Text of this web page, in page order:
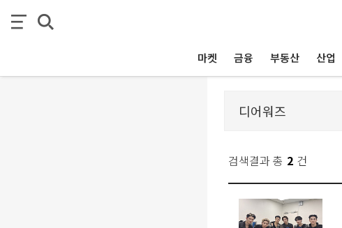
마켓 금융 부동산 산업
검색결과 총 2 건